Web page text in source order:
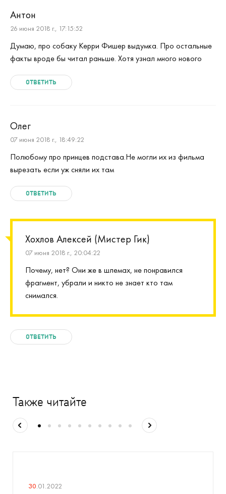
Антон
26 июня 2018 г., 17:15:52
Думаю, про собаку Керри Фишер выдумка. Про остальные
факты вроде бы читал раньше. Хотя узнал много нового
ОТВЕТИТЬ
Олег
07 июня 2018 г., 18:49:22
Полюбому про принцев подстава.Не могли их из фильма
вырезать если уж сняли их там
ОТВЕТИТЬ
Хохлов Алексей (Мистер Гик)
07 июня 2018 г., 20:04:22
Почему, нет? Они же в шлемах, не понравился
фрагмент, убрали и никто не знает кто там
снимался.
ОТВЕТИТЬ
Также читайте
30.01.2022